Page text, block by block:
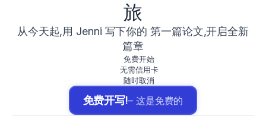
旅
从今天起,用 Jenni 写下你的 第一篇论文,开启全新
篇章
免费开始
无需信用卡
随时取消
免费开写!– 这是免费的